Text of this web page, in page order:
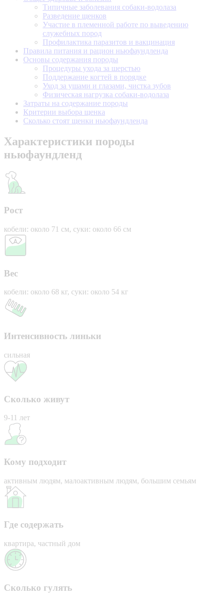
Типичные заболевания собаки-водолаза
Разведение щенков
Участие в племенной работе по выведению
служебных пород
Профилактика паразитов и вакцинация
Правила питания и рацион ньюфаундленда
Основы содержания породы
Процедуры ухода за шерстью
Поддержание когтей в порядке
Уход за ушами и глазами, чистка зубов
Физическая нагрузка собаки-водолаза
Затраты на содержание породы
Критерии выбора щенка
Сколько стоят щенки ньюфаундленда
Характеристики породы
ньюфаундленд
Рост
кобели: около 71 см, суки: около 66 см
Вес
кобели: около 68 кг, суки: около 54 кг
Интенсивность линьки
сильная
Сколько живут
9-11 лет
Кому подходит
активным людям, малоактивным людям, большим семьям
Где содержать
квартира, частный дом
Сколько гулять